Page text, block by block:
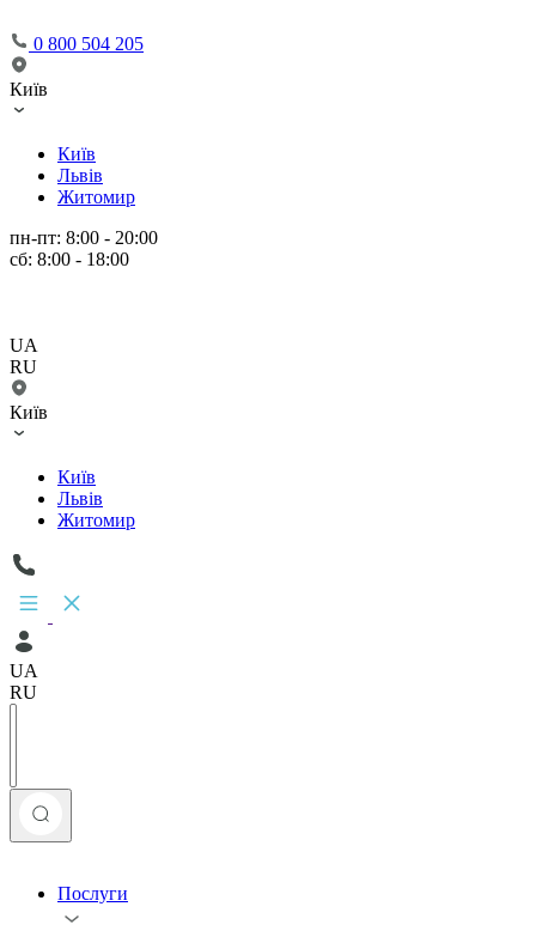
0 800 504 205
Київ
Київ
Львів
Житомир
пн-пт: 8:00 - 20:00
сб: 8:00 - 18:00
UA
RU
Київ
Київ
Львів
Житомир
UA
RU
Послуги